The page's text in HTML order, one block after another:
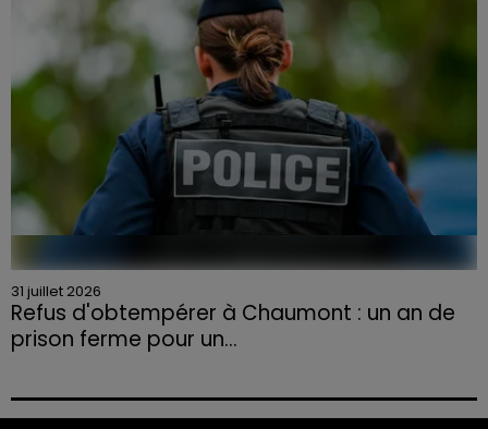
31 juillet 2026
Refus d'obtempérer à Chaumont : un an de
prison ferme pour un...
permis et la confiscation de son véhicule.